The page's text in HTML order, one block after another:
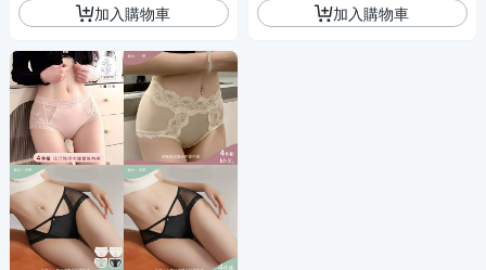
加入購物車 加入購物車